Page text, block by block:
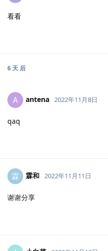
看看
6 天 后
A antena 2022年11月8日
qaq
霖 霖和 2022年11月11日
谢谢分享